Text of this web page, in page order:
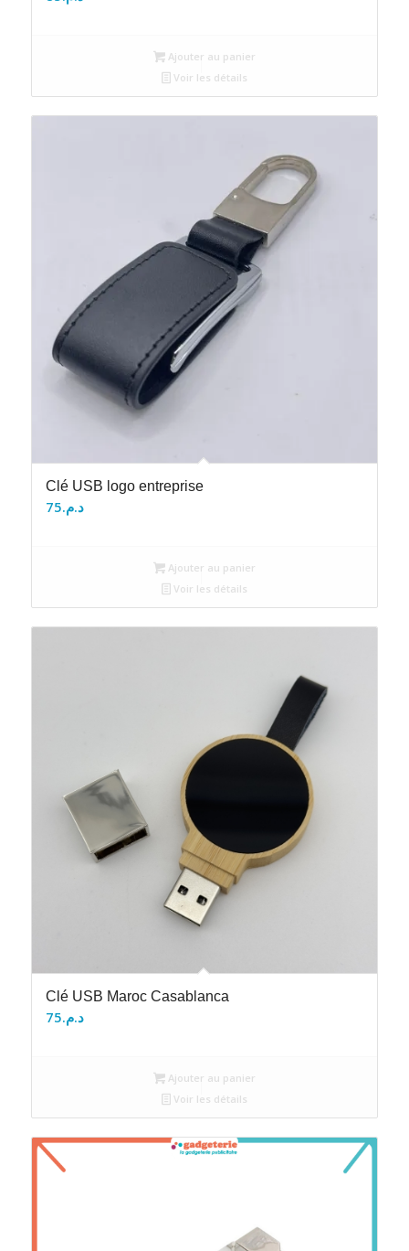
Ajouter au panier
Voir les détails
Clé USB logo entreprise
د.م.75
Ajouter au panier
Voir les détails
Clé USB Maroc Casablanca
د.م.75
Ajouter au panier
Voir les détails